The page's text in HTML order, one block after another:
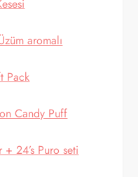
aromalı
Pack
Candy Puff
24’s Puro seti